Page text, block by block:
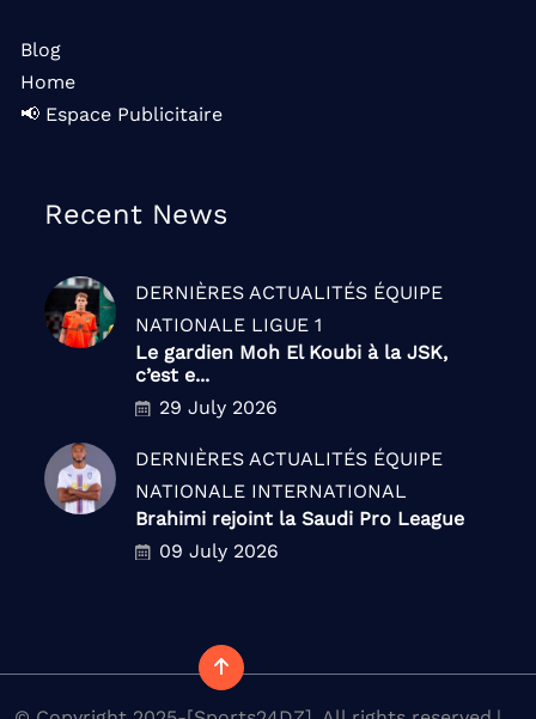
Blog
Home
📢 Espace Publicitaire
Recent News
DERNIÈRES ACTUALITÉS ÉQUIPE
NATIONALE LIGUE 1
Le gardien Moh El Koubi à la JSK,
c’est e...
29 July 2026
DERNIÈRES ACTUALITÉS ÉQUIPE
NATIONALE INTERNATIONAL
Brahimi rejoint la Saudi Pro League
09 July 2026